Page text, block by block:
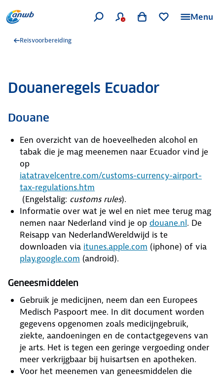
Menu
Reisvoorbereiding
Douaneregels Ecuador
Douane
Een overzicht van de hoeveelheden alcohol en
tabak die je mag meenemen naar Ecuador vind je
op
iatatravelcentre.com/customs-currency-airport-
tax-regulations.htm
(Engelstalig: customs rules).
Informatie over wat je wel en niet mee terug mag
nemen naar Nederland vind je op douane.nl. De
Reisapp van NederlandWereldwijd is te
downloaden via itunes.apple.com (iphone) of via
play.google.com (android).
Geneesmiddelen
Gebruik je medicijnen, neem dan een Europees
Medisch Paspoort mee. In dit document worden
gegevens opgenomen zoals medicijngebruik,
ziekte, aandoeningen en de contactgegevens van
je arts. Het is tegen een geringe vergoeding onder
meer verkrijgbaar bij huisartsen en apotheken.
Voor het meenemen van geneesmiddelen die